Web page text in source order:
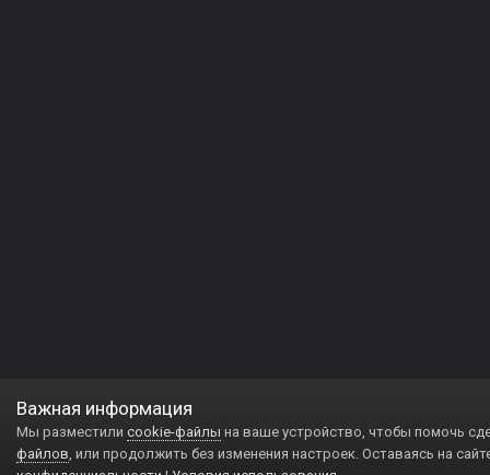
Важная информация
Мы разместили cookie-файлы на ваше устройство, чтобы помочь
файлов, или продолжить без изменения настроек. Оставаясь на